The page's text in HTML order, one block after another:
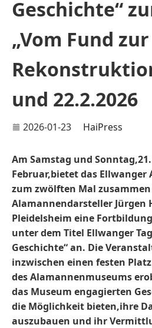
Geschichte“
„Vom Fund zur
und 22.2.2026
2026-01-23 HaiPress
Am Samstag und
Februar,bietet das
zum zwölften Mal
Alamannendarsteller Jürgen
Pleidelsheim eine
unter dem Titel Ellwanger
Geschichte“ an. Die
inzwischen einen festen
des Alamannenmuseums
das Museum engagierten
die Möglichkeit bieten,ihre
auszubauen und ihr